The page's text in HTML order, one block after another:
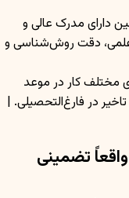
مدرک عالی و
دقت روش‌شناسی و
مختلف کار در موعد
در فارغ‌التحصیلی. |
تضمینی